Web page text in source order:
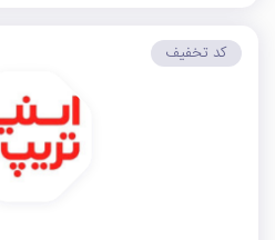
کد تخفیف